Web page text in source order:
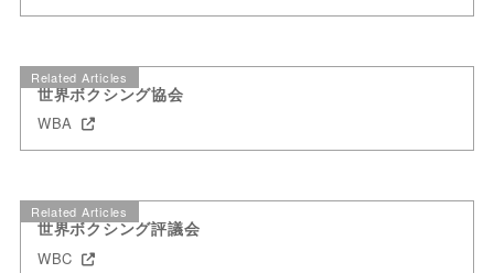
Related Articles
世界ボクシング協会
WBA
Related Articles
世界ボクシング評議会
WBC